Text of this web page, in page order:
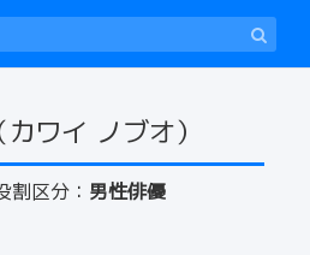
カワイ ノブオ）
割区分： 男性俳優